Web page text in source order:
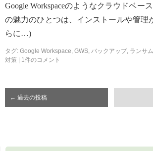
Google Workspaceのようなクラウドベー
の魅力のひとつは、インストールや管理
らに…)
タグ: Google Workspace, GWS, バックアップ, ランサ
対策
1件のコメント
← 過去の投稿